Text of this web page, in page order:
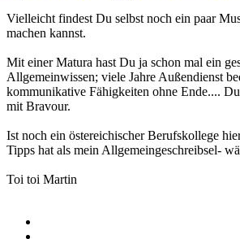
Vielleicht findest Du selbst noch ein paar
machen kannst.
Mit einer Matura hast Du ja schon mal ein
Allgemeinwissen; viele Jahre Außendienst
kommunikative Fähigkeiten ohne Ende....
mit Bravour.
Ist noch ein östereichischer Berufskollege
Tipps hat als mein Allgemeingeschreibsel-
Toi toi Martin